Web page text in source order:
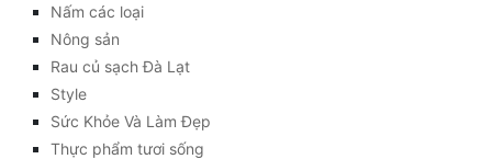
Nấm các loại
Nông sản
Rau củ sạch Đà Lạt
Style
Sức Khỏe Và Làm Đẹp
Thực phẩm tươi sống